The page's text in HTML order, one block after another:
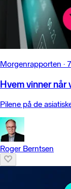
Morgenrapporten ·
Hvem vinner når
Pilene på de
Roger Berntsen